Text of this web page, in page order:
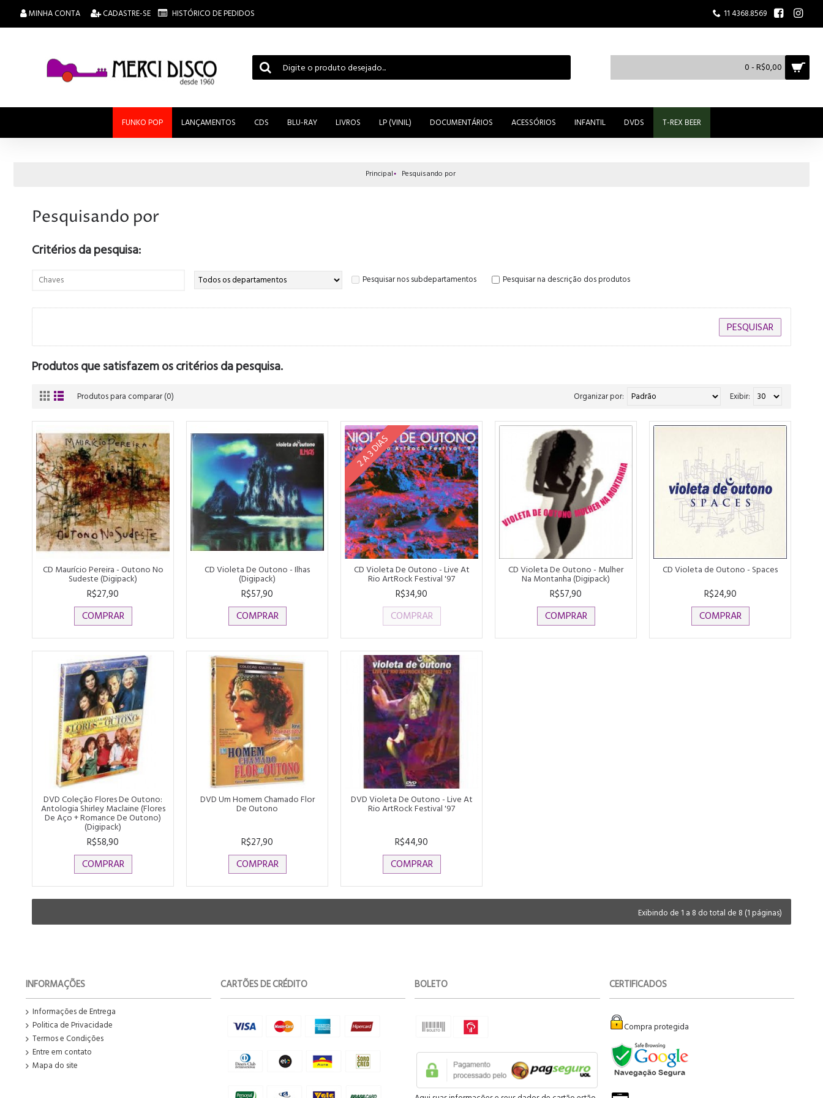
MINHA CONTA CADASTRE-SE HISTÓRICO DE PEDIDOS 11 4368.8569
0 - R$0,00
FUNKO POP LANÇAMENTOS CDS BLU-RAY LIVROS LP (VINIL) DOCUMENTÁRIOS ACESSÓRIOS INFANTIL DVDS T-REX BEER
Principal Pesquisando por
Pesquisando por
Critérios da pesquisa:
Pesquisar nos subdepartamentos Pesquisar na descrição dos produtos
Produtos que satisfazem os critérios da pesquisa.
Produtos para comparar (0) Exibir:
Organizar por:
CD Maurício Pereira - Outono No
Sudeste (Digipack)
R$27,90
COMPRAR
CD Violeta De Outono - Ilhas
(Digipack)
R$57,90
COMPRAR
2 A 3 DIAS
CD Violeta De Outono - Live At
Rio ArtRock Festival '97
R$34,90
COMPRAR
CD Violeta De Outono - Mulher
Na Montanha (Digipack)
R$57,90
COMPRAR
CD Violeta de Outono - Spaces
R$24,90
COMPRAR
DVD Coleção Flores De Outono:
Antologia Shirley Maclaine (Flores
De Aço + Romance De Outono)
(Digipack)
R$58,90
COMPRAR
DVD Um Homem Chamado Flor
De Outono
R$27,90
COMPRAR
DVD Violeta De Outono - Live At
Rio ArtRock Festival '97
R$44,90
COMPRAR
Exibindo de 1 a 8 do total de 8 (1 páginas)
INFORMAÇÕES
Informações de Entrega
Politica de Privacidade
Termos e Condições
Entre em contato
Mapa do site
CARTÕES DE CRÉDITO BOLETO CERTIFICADOS
Compra protegida